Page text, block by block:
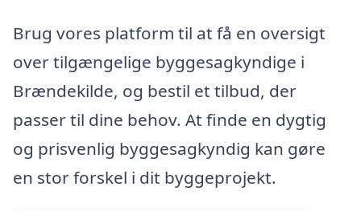
Brug vores platform til at få en oversigt
over tilgængelige byggesagkyndige i
Brændekilde, og bestil et tilbud, der
passer til dine behov. At finde en dygtig
og prisvenlig byggesagkyndig kan gøre
en stor forskel i dit byggeprojekt.